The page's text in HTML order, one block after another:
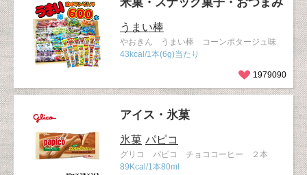
うまい棒
やおきん うまい棒 コーンポタージュ味
43kcal/1本(6g)当たり
1979090
アイス・氷菓
氷菓 パピコ
グリコ パピコ チョココーヒー ２本
89Kcal/1本80ml